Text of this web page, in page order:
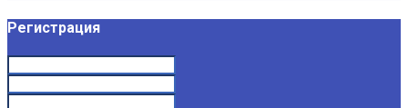
Регистрация